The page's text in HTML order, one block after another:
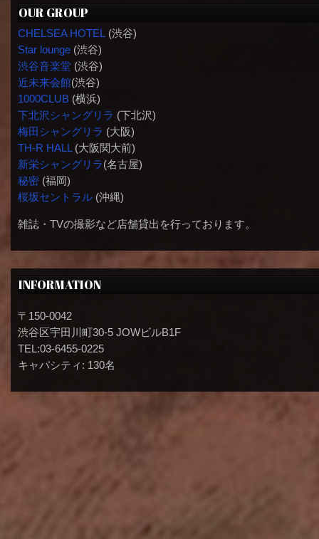
OUR GROUP
CHELSEA HOTEL (渋谷)
Star lounge(渋谷)
渋谷音楽堂(渋谷)
近未来会館(渋谷)
1000CLUB(横浜)
下北沢シャングリラ (下北沢)
梅田シャングリラ (大阪)
TH-R HALL(大阪関大前)
新栄シャングリラ(名古屋)
秘密(福岡)
桜坂セントラル(沖縄)
雑誌・TVの撮影など店舗貸出を行っております。
INFORMATION
〒150-0042
渋谷区宇田川町30-5 JOWビルB1F
TEL:03-6455-0225
キャパシティ: 130名